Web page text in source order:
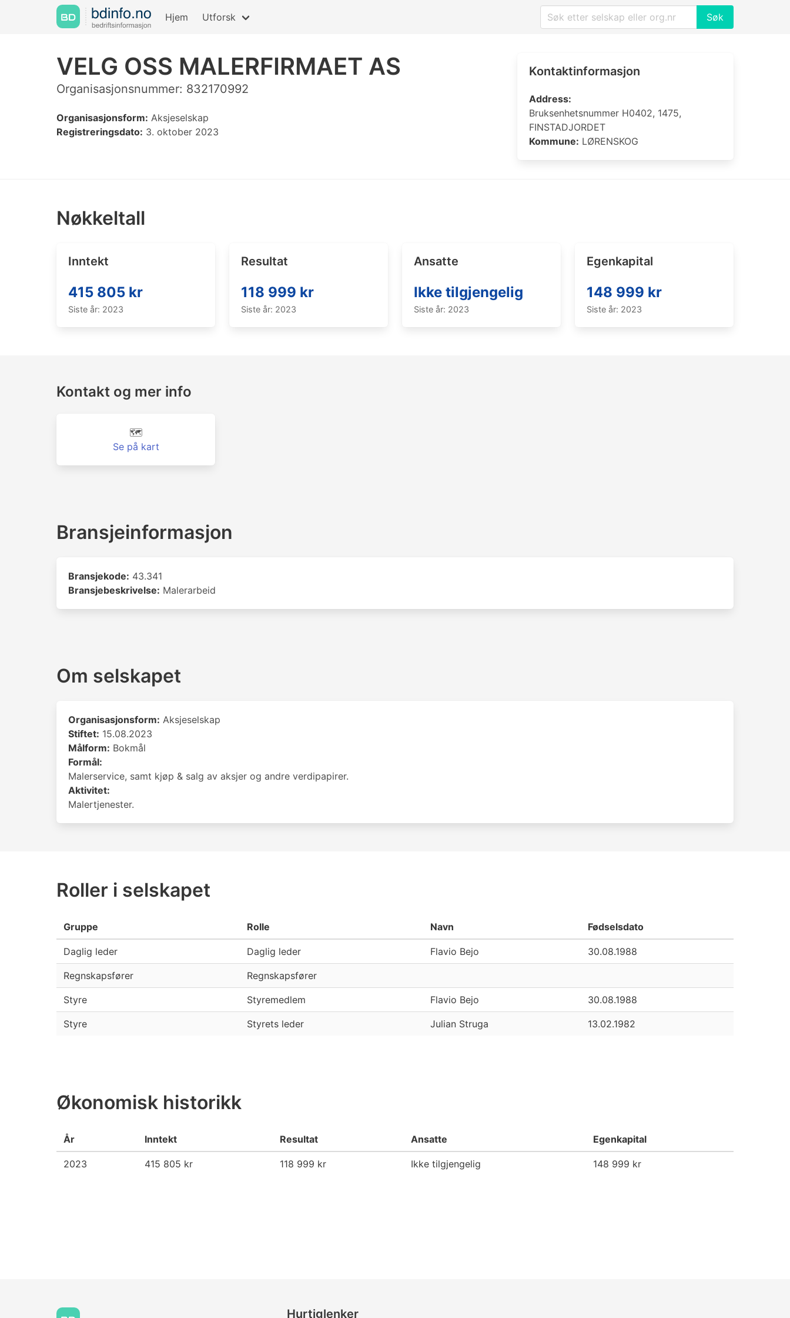
Hjem Utforsk Søk
VELG OSS MALERFIRMAET AS
Organisasjonsnummer: 832170992
Organisasjonsform: Aksjeselskap
Registreringsdato: 3. oktober 2023
Kontaktinformasjon
Address:
Bruksenhetsnummer H0402, 1475,
FINSTADJORDET
Kommune: LØRENSKOG
Nøkkeltall
Inntekt
415 805 kr
Siste år: 2023
Resultat
118 999 kr
Siste år: 2023
Ansatte
Ikke tilgjengelig
Siste år: 2023
Egenkapital
148 999 kr
Siste år: 2023
Kontakt og mer info
🗺️
Se på kart
Bransjeinformasjon
Bransjekode: 43.341
Bransjebeskrivelse: Malerarbeid
Om selskapet
Organisasjonsform: Aksjeselskap
Stiftet: 15.08.2023
Målform: Bokmål
Formål:
Malerservice, samt kjøp & salg av aksjer og andre verdipapirer.
Aktivitet:
Malertjenester.
Roller i selskapet
Gruppe Rolle Navn Fødselsdato
Daglig leder Daglig leder Flavio Bejo 30.08.1988
Regnskapsfører Regnskapsfører
Styre Styremedlem Flavio Bejo 30.08.1988
Styre Styrets leder Julian Struga 13.02.1982
Økonomisk historikk
År Inntekt Resultat Ansatte Egenkapital
2023 415 805 kr 118 999 kr Ikke tilgjengelig 148 999 kr
Hurtiglenker